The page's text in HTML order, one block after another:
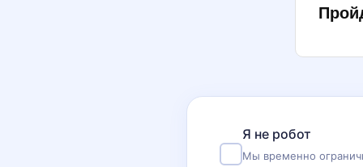
Я не робот
Мы временно